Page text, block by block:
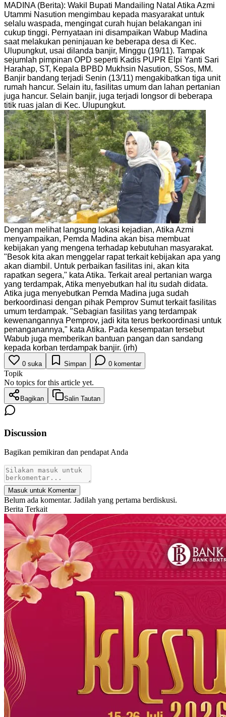
MADINA (Berita): Wakil Bupati Mandailing Natal Atika Azmi
Utammi Nasution mengimbau kepada masyarakat untuk
selalu waspada, mengingat curah hujan belakangan ini
cukup tinggi. Pernyataan ini disampaikan Wabup Madina
saat melakukan peninjauan ke beberapa desa di Kec.
Ulupungkut, usai dilanda banjir, Minggu (19/11). Tampak
sejumlah pimpinan OPD seperti Kadis PUPR Elpi Yanti Sari
Harahap, ST, Kepala BPBD Mukhsin Nasution, SSos, MM.
Banjir bandang terjadi Senin (13/11) mengakibatkan tiga unit
rumah hancur. Selain itu, fasilitas umum dan lahan pertanian
juga hancur. Selain banjir, juga terjadi longsor di beberapa
titik ruas jalan di Kec. Ulupungkut.
Dengan melihat langsung lokasi kejadian, Atika Azmi
menyampaikan, Pemda Madina akan bisa membuat
kebijakan yang mengena terhadap kebutuhan masyarakat.
"Besok kita akan menggelar rapat terkait kebijakan apa yang
akan diambil. Untuk perbaikan fasilitas ini, akan kita
rapatkan segera," kata Atika. Terkait areal pertanian warga
yang terdampak, Atika menyebutkan hal itu sudah didata.
Atika juga menyebutkan Pemda Madina juga sudah
berkoordinasi dengan pihak Pemprov Sumut terkait fasilitas
umum terdampak. "Sebagian fasilitas yang terdampak
kewenangannya Pemprov, jadi kita terus berkoordinasi untuk
penanganannya," kata Atika. Pada kesempatan tersebut
Wabub juga memberikan bantuan pangan dan sandang
kepada korban terdampak banjir. (irh)
0 suka Simpan 0 komentar
Topik
No topics for this article yet.
Bagikan Salin Tautan
Discussion
Bagikan pemikiran dan pendapat Anda
Masuk untuk Komentar
Belum ada komentar. Jadilah yang pertama berdiskusi.
Berita Terkait